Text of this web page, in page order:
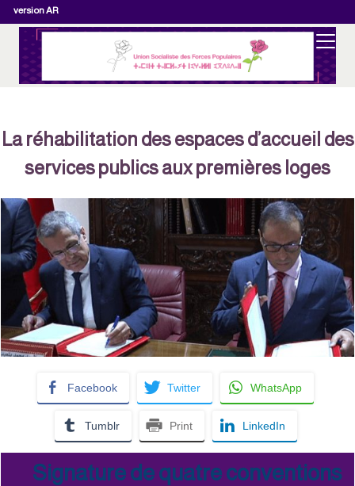
version AR
La réhabilitation des espaces d’accueil
services publics aux premières loges
Facebook Twitter WhatsApp
Tumblr Print LinkedIn
Signature de quatre conventions